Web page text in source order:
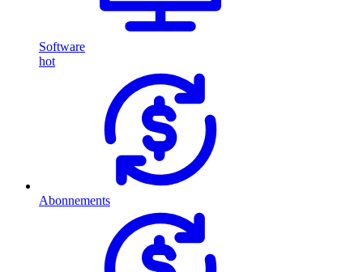
Software
hot
Abonnements